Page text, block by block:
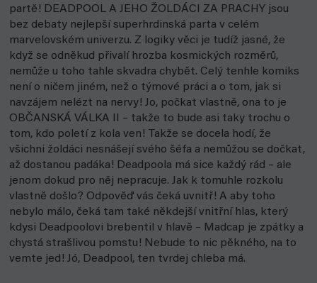
partě! DEADPOOL A JEHO ŽOLDÁCI ZA PRACHY jsou
bez debaty nejlepší superhrdinská parta v celém
marvelovském univerzu. Z logiky věci je tudíž jasné, že
když se odněkud přivalí hrozba kosmických rozměrů,
nemůže u toho tahle skvadra chybět. Celý tenhle komiks
není o ničem jiném, než o týmové práci a o tom, jak si
navzájem nelézt na nervy! Jo, počkat vlastně, ona to je
OBČANSKÁ VÁLKA II – takže to bude asi taky trochu o
tom, kdo poletí z kola ven! Takže se docela hodí, že
všichni žoldáci nesnášejí svého šéfa a nemůžou se dočkat,
až dostanou padáka! Deadpoola má sice každý rád – ale
jenom dokud pro něj nepracuje. Jak k tomuhle rozkolu
vlastně došlo? Odpověď vás čeká uvnitř! A aby toho
nebylo málo, čeká tam také někdejší vnitřní hlas, který
kdysi Deadpoolovi brebentil v hlavě – Madcap je zpátky a
chystá strašlivou pomstu! Nebude to nic pěkného, na to
vemte jed! Jó, Deadpool, ten tvrdej chleba má.